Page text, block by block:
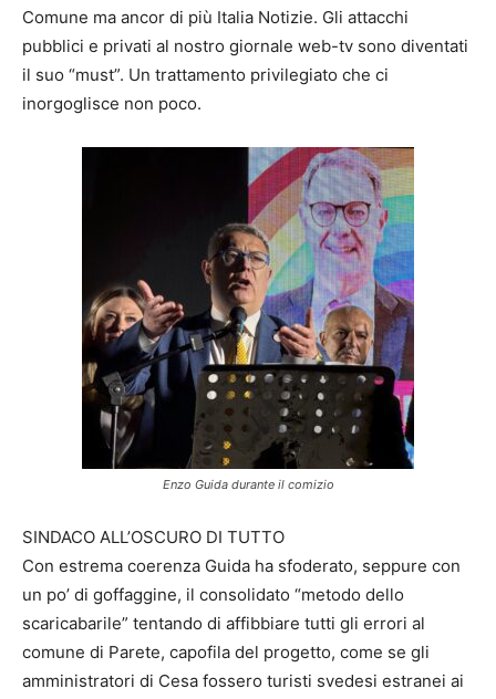
Comune ma ancor di più Italia Notizie. Gli attacchi
pubblici e privati al nostro giornale web-tv sono diventati
il suo “must”. Un trattamento privilegiato che ci
inorgoglisce non poco.
Enzo Guida durante il comizio
SINDACO ALL’OSCURO DI TUTTO
Con estrema coerenza Guida ha sfoderato, seppure con
un po’ di goffaggine, il consolidato “metodo dello
scaricabarile” tentando di affibbiare tutti gli errori al
comune di Parete, capofila del progetto, come se gli
amministratori di Cesa fossero turisti svedesi estranei ai